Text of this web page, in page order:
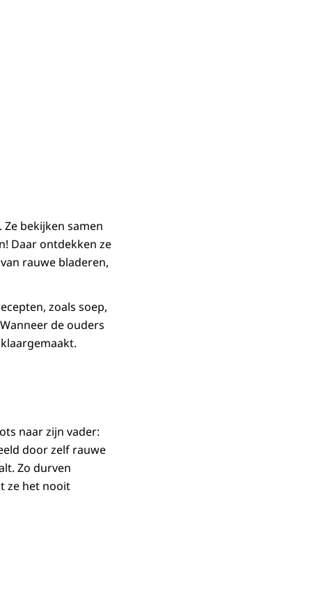
bekijken samen
Daar ontdekken ze
rauwe bladeren,
zoals soep,
de ouders
naar zijn vader:
door zelf rauwe
Zo durven
ze het nooit